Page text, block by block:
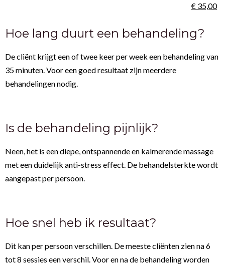
€ 35,00
Hoe lang duurt een behandeling?
De cliënt krijgt een of twee keer per week een behandeling van
35 minuten. Voor een goed resultaat zijn meerdere
behandelingen nodig.
Is de behandeling pijnlijk?
Neen, het is een diepe, ontspannende en kalmerende massage
met een duidelijk anti-stress effect. De behandelsterkte wordt
aangepast per persoon.
Hoe snel heb ik resultaat?
Dit kan per persoon verschillen. De meeste cliënten zien na 6
tot 8 sessies een verschil. Voor en na de behandeling worden